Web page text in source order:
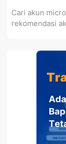
Cari akun
rekomendasi